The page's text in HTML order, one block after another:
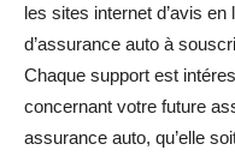
les sites internet d’avis
d’assurance auto à
Chaque support est
concernant votre future
assurance auto, qu’elle